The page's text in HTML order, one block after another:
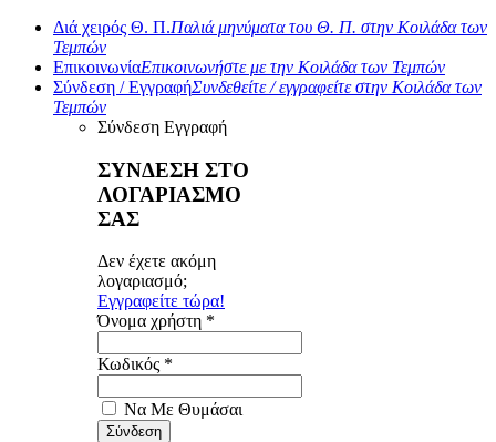
Διά χειρός Θ. Π.Παλιά μηνύματα του Θ. Π. στην Κοιλάδα των
Τεμπών
ΕπικοινωνίαΕπικοινωνήστε με την Κοιλάδα των Τεμπών
Σύνδεση / ΕγγραφήΣυνδεθείτε / εγγραφείτε στην Κοιλάδα των
Τεμπών
Σύνδεση Εγγραφή
ΣΥΝΔΕΣΗ ΣΤΟ
ΛΟΓΑΡΙΑΣΜΟ
ΣΑΣ
Δεν έχετε ακόμη
λογαριασμό;
Εγγραφείτε τώρα!
Όνομα χρήστη *
Κωδικός *
Να Με Θυμάσαι